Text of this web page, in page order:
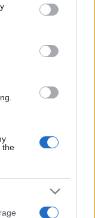
You may click to
party tags to
in below Google
the
την Κυψέλη
που βρέθηκε